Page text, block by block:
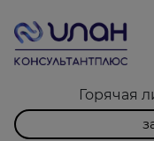
Горячая